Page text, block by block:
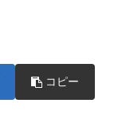
コピー